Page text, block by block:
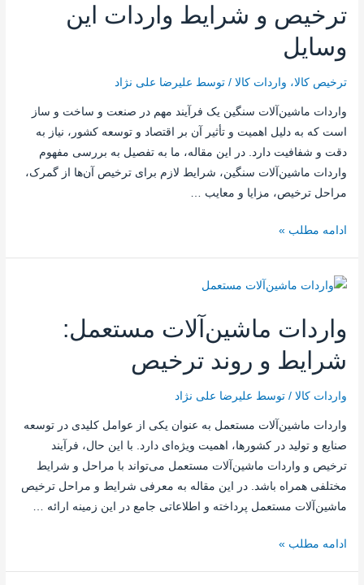
ترخیص و شرایط واردات این
وسایل
ترخیص کالا، واردات کالا / توسط علیرضا علی نژاد
واردات ماشین‌آلات سنگین یک فرآیند مهم در صنعت و ساخت و ساز
است که به دلیل اهمیت و تأثیر آن بر اقتصاد و توسعه کشور، نیاز به
دقت و شفافیت دارد. در این مقاله، ما به تفصیل به بررسی مفهوم
واردات ماشین‌آلات سنگین، شرایط لازم برای ترخیص آن‌ها از گمرک،
مراحل ترخیص، مزایا و معایب …
ادامه مطلب »
واردات ماشین‌آلات مستعمل:
شرایط و روند ترخیص
واردات کالا / توسط علیرضا علی نژاد
واردات ماشین‌آلات مستعمل به عنوان یکی از عوامل کلیدی در توسعه
صنایع و تولید در کشورها، اهمیت ویژه‌ای دارد. با این حال، فرآیند
ترخیص و واردات ماشین‌آلات مستعمل می‌تواند با مراحل و شرایط
مختلفی همراه باشد. در این مقاله به معرفی شرایط و مراحل ترخیص
ماشین‌آلات مستعمل پرداخته و اطلاعاتی جامع در این زمینه ارائه …
ادامه مطلب »